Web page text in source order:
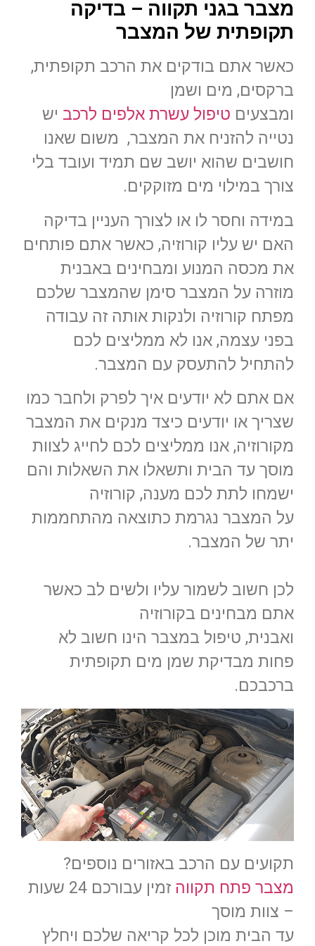
מצבר בגני תקווה – בדיקה
תקופתית של המצבר
כאשר אתם בודקים את הרכב תקופתית,
ברקסים, מים ושמן
ומבצעים טיפול עשרת אלפים לרכב יש
נטייה להזניח את המצבר, משום שאנו
חושבים שהוא יושב שם תמיד ועובד בלי
צורך במילוי מים מזוקקים.
במידה וחסר לו או לצורך העניין בדיקה
האם יש עליו קורוזיה, כאשר אתם פותחים
את מכסה המנוע ומבחינים באבנית
מוזרה על המצבר סימן שהמצבר שלכם
מפתח קורוזיה ולנקות אותה זה עבודה
בפני עצמה, אנו לא ממליצים לכם
להתחיל להתעסק עם המצבר.
אם אתם לא יודעים איך לפרק ולחבר כמו
שצריך או יודעים כיצד מנקים את המצבר
מקורוזיה, אנו ממליצים לכם לחייג לצוות
מוסך עד הבית ותשאלו את השאלות והם
ישמחו לתת לכם מענה, קורוזיה
על המצבר נגרמת כתוצאה מהתחממות
יתר של המצבר.
לכן חשוב לשמור עליו ולשים לב כאשר
אתם מבחינים בקורוזיה
ואבנית, טיפול במצבר הינו חשוב לא
פחות מבדיקת שמן מים תקופתית
ברכבכם.
תקועים עם הרכב באזורים נוספים?
מצבר פתח תקווה
זמין עבורכם 24 שעות
– צוות מוסך
עד הבית מוכן לכל קריאה שלכם ויחלץ